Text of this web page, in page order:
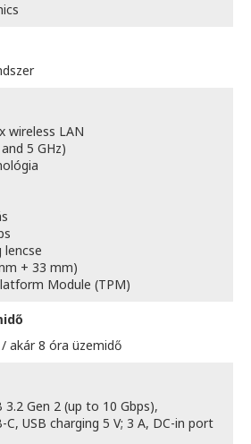
wireless LAN
5 GHz)
lencse
+ 33 mm)
Module (TPM)
akár 8 óra üzemidő
3.2 Gen 2 (up to 10 Gbps),
USB charging 5 V; 3 A, DC-in port